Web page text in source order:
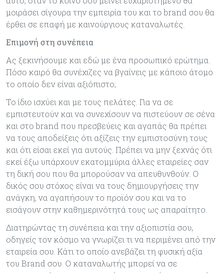
μοιράσει σίγουρα την εμπειρία του και το brand σου θα
έρθει σε επαφή με καινούργιους καταναλωτές.
Επιμονή στη συνέπεια
Ας ξεκινήσουμε και εδώ με ένα προσωπικό ερώτημα.
Πόσο καιρό θα συνέχιζες να βγαίνεις με κάποιο άτομο
το οποίο δεν είναι αξιόπιστο;
Το ίδιο ισχύει και με τους πελάτες. Για να σε
εμπιστευτούν και να συνεχίσουν να πιστεύουν σε σένα
και στο brand που πρεσβεύεις και αγαπάς θα πρέπει
να τους αποδείξεις ότι αξίζεις την εμπιστοσύνη τους
και ότι είσαι εκεί για αυτούς. Πρέπει να μην ξεχνάς ότι
εκεί έξω υπάρχουν εκατομμύρια άλλες εταιρείες σαν
τη δική σου που θα μπορούσαν να απευθυνθούν. Ο
δικός σου στόχος είναι να τους δημιουργήσεις την
ανάγκη, να αγαπήσουν το προϊόν σου και να το
εισάγουν στην καθημερινότητά τους ως απαραίτητο.
Διατηρώντας τη συνέπεια και την αξιοπιστία σου,
οδηγείς τον κόσμο να γνωρίζει τι να περιμένει από την
εταιρεία σου. Κάτι το οποίο ανεβάζει τη φυσική αξία
του Brand σου. Ο καταναλωτής μπορεί να σε